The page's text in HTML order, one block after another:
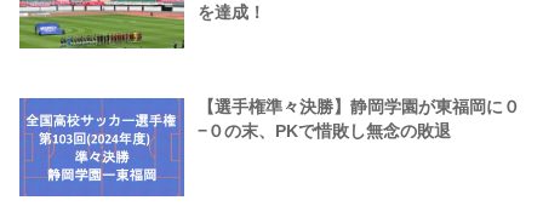
を達成！
【選手権準々決勝】静岡学園が東福岡に０
−０の末、PKで惜敗し無念の敗退